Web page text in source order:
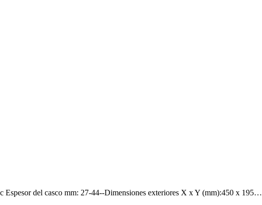
del casco mm: 27-44--Dimensiones exteriores X x Y (mm):450 x 195…